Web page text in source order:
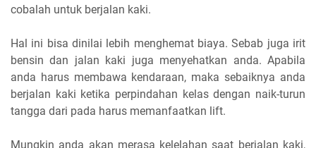
cobalah untuk berjalan kaki.
Hal ini bisa dinilai lebih menghemat biaya. Sebab juga irit
bensin dan jalan kaki juga menyehatkan anda. Apabila
anda harus membawa kendaraan, maka sebaiknya anda
berjalan kaki ketika perpindahan kelas dengan naik-turun
tangga dari pada harus memanfaatkan lift.
Mungkin anda akan merasa kelelahan saat berjalan kaki,